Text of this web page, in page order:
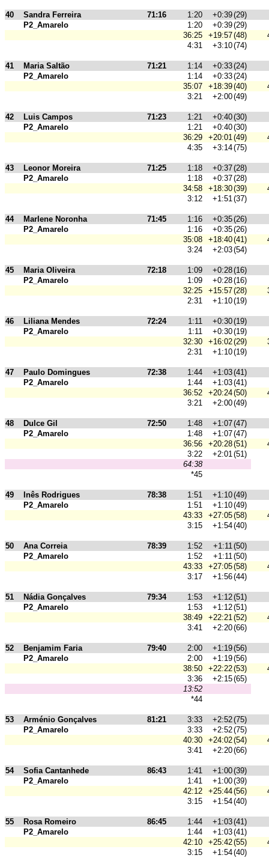
40 Sandra Ferreira 71:16 1:20 +0:39(29)
P2_Amarelo
1:20 +0:39(29)
36:25
+19:57(48)
4:31
+3:10(74)
41 Maria Saltão 71:21 1:14 +0:33(24)
P2_Amarelo
1:14 +0:33(24)
35:07
+18:39(40)
3:21
+2:00(49)
42 Luis Campos 71:23 1:21 +0:40(30)
P2_Amarelo
1:21 +0:40(30)
36:29
+20:01(49)
4:35
+3:14(75)
43 Leonor Moreira 71:25 1:18 +0:37(28)
P2_Amarelo
1:18 +0:37(28)
34:58
+18:30(39)
3:12
+1:51(37)
44 Marlene Noronha 71:45 1:16 +0:35(26)
P2_Amarelo
1:16 +0:35(26)
35:08
+18:40(41)
3:24
+2:03(54)
45 Maria Oliveira 72:18 1:09 +0:28(16)
P2_Amarelo
1:09 +0:28(16)
32:25
+15:57(28)
2:31
+1:10(19)
46 Liliana Mendes 72:24 1:11 +0:30(19)
P2_Amarelo
1:11 +0:30(19)
32:30
+16:02(29)
2:31
+1:10(19)
47 Paulo Domingues 72:38 1:44 +1:03(41)
P2_Amarelo
1:44 +1:03(41)
36:52
+20:24(50)
3:21
+2:00(49)
48 Dulce Gil 72:50 1:48 +1:07(47)
P2_Amarelo
1:48 +1:07(47)
36:56
+20:28(51)
3:22
+2:01(51)
64:38
*45
49 Inês Rodrigues 78:38 1:51 +1:10(49)
P2_Amarelo
1:51 +1:10(49)
43:33
+27:05(58)
3:15
+1:54(40)
50 Ana Correia 78:39 1:52 +1:11(50)
P2_Amarelo
1:52 +1:11(50)
43:33
+27:05(58)
3:17
+1:56(44)
51 Nádia Gonçalves 79:34 1:53 +1:12(51)
P2_Amarelo
1:53 +1:12(51)
38:49
+22:21(52)
3:41
+2:20(66)
52 Benjamim Faria 79:40 2:00 +1:19(56)
P2_Amarelo
2:00 +1:19(56)
38:50
+22:22(53)
3:36
+2:15(65)
13:52
*44
53 Arménio Gonçalves 81:21 3:33 +2:52(75)
P2_Amarelo
3:33 +2:52(75)
40:30
+24:02(54)
3:41
+2:20(66)
54 Sofia Cantanhede 86:43 1:41 +1:00(39)
P2_Amarelo
1:41 +1:00(39)
42:12
+25:44(56)
3:15
+1:54(40)
55 Rosa Romeiro 86:45 1:44 +1:03(41)
P2_Amarelo
1:44 +1:03(41)
42:10
+25:42(55)
3:15
+1:54(40)